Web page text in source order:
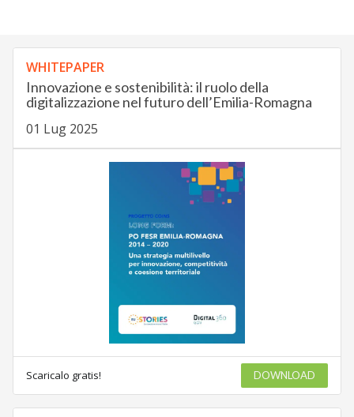
WHITEPAPER
Innovazione e sostenibilità: il ruolo della
digitalizzazione nel futuro dell’Emilia-Romagna
01 Lug 2025
Scaricalo gratis! DOWNLOAD